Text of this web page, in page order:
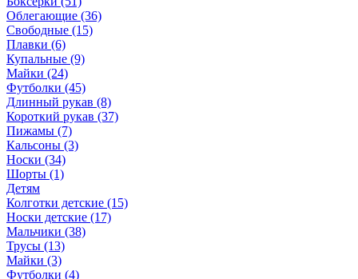
Облегающие (36)
Свободные (15)
Плавки (6)
Купальные (9)
Майки (24)
Футболки (45)
Длинный рукав (8)
Короткий рукав (37)
Пижамы (7)
Кальсоны (3)
Носки (34)
Шорты (1)
Детям
Колготки детские (15)
Носки детские (17)
Мальчики (38)
Трусы (13)
Майки (3)
Футболки (4)